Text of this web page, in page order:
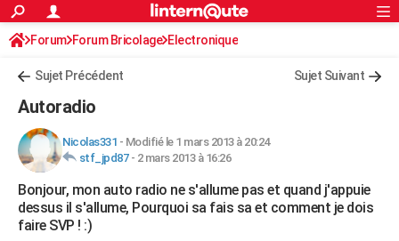
ACTUALITÉS
Politique
Société
Faits Divers
Education
Monde
Villes
+
FINANCE
Retraite
Impôts
Epargne
Immobilier
Risques naturels par ville
Banque
Assurance
Crédit
AUTO
Essais
Réserver un essai
Citadines
Berlines
SUV
Forum auto
+HIGH-TECH
Mobiles
Meilleur smartphone
Internet
Ordinateurs
Jeux vidéo
Guide high-tech
+
S'inscrire
Connexion
Forum Forum Bricolage Electronique
Sujet Précédent Sujet Suivant
Autoradio
Nicolas331 - Modifié le 1 mars 2013 à 20:24
stf_jpd87- 2 mars 2013 à 16:26
Bonjour, mon auto radio ne s'allume pas et quand j'appuie
dessus il s'allume, Pourquoi sa fais sa et comment je dois
faire SVP ! :)